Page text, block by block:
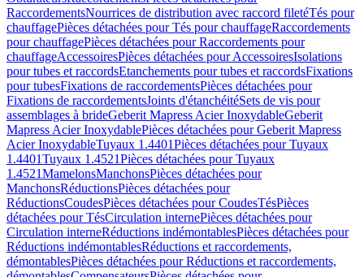
RaccordementsNourrices de distribution avec raccord filetéTés pour
chauffagePièces détachées pour Tés pour chauffageRaccordements
pour chauffagePièces détachées pour Raccordements pour
chauffageAccessoiresPièces détachées pour AccessoiresIsolations
pour tubes et raccordsEtanchements pour tubes et raccordsFixations
pour tubesFixations de raccordementsPièces détachées pour
Fixations de raccordementsJoints d'étanchéitéSets de vis pour
assemblages à brideGeberit Mapress Acier InoxydableGeberit
Mapress Acier InoxydablePièces détachées pour Geberit Mapress
Acier InoxydableTuyaux 1.4401Pièces détachées pour Tuyaux
1.4401Tuyaux 1.4521Pièces détachées pour Tuyaux
1.4521MamelonsManchonsPièces détachées pour
ManchonsRéductionsPièces détachées pour
RéductionsCoudesPièces détachées pour CoudesTésPièces
détachées pour TésCirculation internePièces détachées pour
Circulation interneRéductions indémontablesPièces détachées pour
Réductions indémontablesRéductions et raccordements,
démontablesPièces détachées pour Réductions et raccordements,